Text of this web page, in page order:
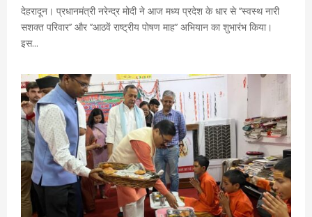
देहरादून। प्रधानमंत्री नरेन्द्र मोदी ने आज मध्य प्रदेश के धार से ’’स्वस्थ नारी
सशक्त परिवार’’ और ’’आठवें राष्ट्रीय पोषण माह’’ अभियान का शुभारंभ किया।
इस...